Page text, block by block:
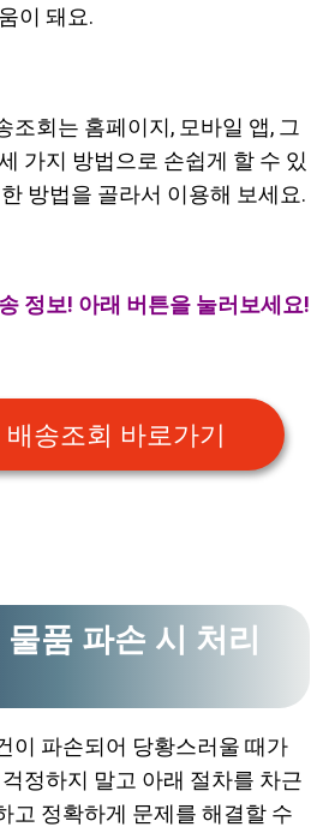
이 돼요.
조회는 홈페이지, 모바일 앱, 그
가지 방법으로 손쉽게 할 수 있
방법을 골라서 이용해 보세요.
정보! 아래 버튼을 눌러보세요!
송조회 바로가기
품 파손 시 처리
이 파손되어 당황스러울 때가
정하지 말고 아래 절차를 차근
고 정확하게 문제를 해결할 수